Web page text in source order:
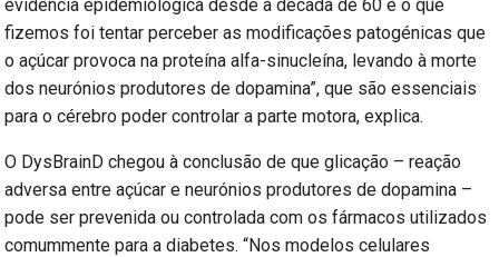
evidência epidemiológica desde a década de 60 e o que
fizemos foi tentar perceber as modificações patogénicas que
o açúcar provoca na proteína alfa-sinucleína, levando à morte
dos neurónios produtores de dopamina”, que são essenciais
para o cérebro poder controlar a parte motora, explica.
O DysBrainD chegou à conclusão de que glicação – reação
adversa entre açúcar e neurónios produtores de dopamina –
pode ser prevenida ou controlada com os fármacos utilizados
comummente para a diabetes. “Nos modelos celulares